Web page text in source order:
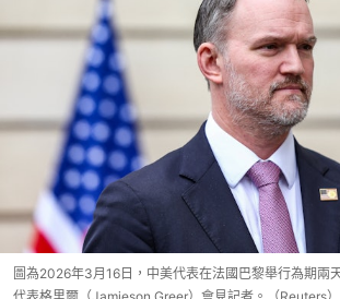
圖為2026年3月16日，中美代表在法國巴黎舉行為期兩